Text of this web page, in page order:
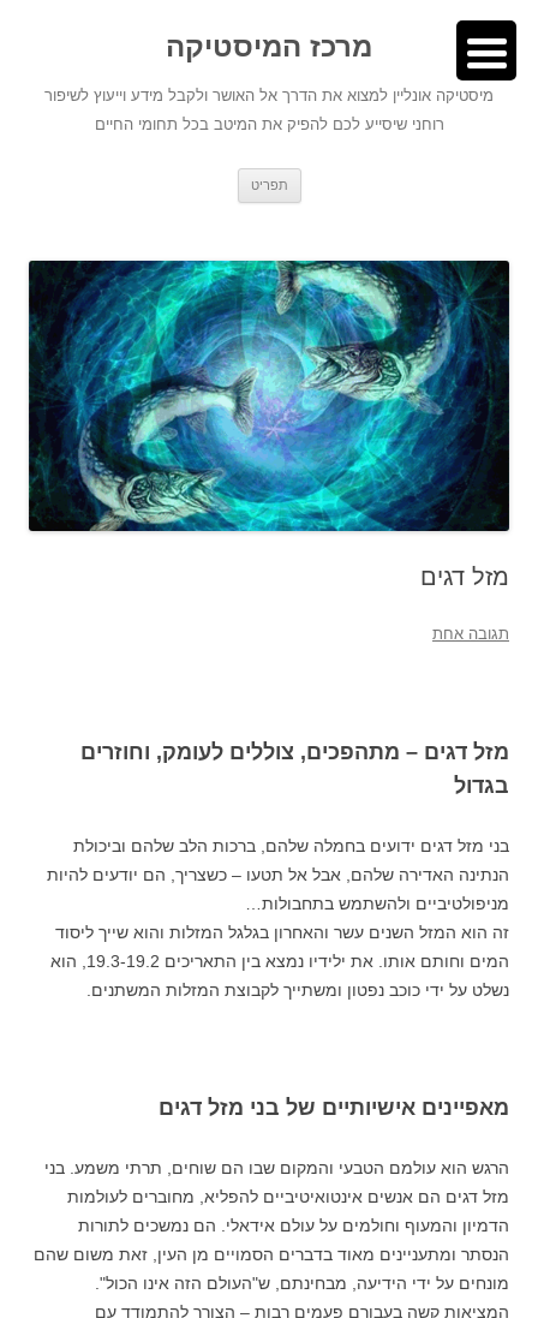
לתוכן
מרכז המיסטיקה
מיסטיקה אונליין למצוא את הדרך אל האושר ולקבל מידע וייעוץ לשיפור
רוחני שיסייע לכם להפיק את המיטב בכל תחומי החיים
תפריט
מזל דגים
תגובה אחת
מזל דגים – מתהפכים, צוללים לעומק, וחוזרים
בגדול
בני מזל דגים ידועים בחמלה שלהם, ברכות הלב שלהם וביכולת
הנתינה האדירה שלהם, אבל אל תטעו – כשצריך, הם יודעים להיות
מניפולטיביים ולהשתמש בתחבולות…
זה הוא המזל השנים עשר והאחרון בגלגל המזלות והוא שייך ליסוד
המים וחותם אותו. את ילידיו נמצא בין התאריכים 19.3-19.2, הוא
נשלט על ידי כוכב נפטון ומשתייך לקבוצת המזלות המשתנים.
מאפיינים אישיותיים של בני מזל דגים
הרגש הוא עולמם הטבעי והמקום שבו הם שוחים, תרתי משמע. בני
מזל דגים הם אנשים אינטואיטיביים להפליא, מחוברים לעולמות
הדמיון והמעוף וחולמים על עולם אידאלי. הם נמשכים לתורות
הנסתר ומתעניינים מאוד בדברים הסמויים מן העין, זאת משום שהם
מונחים על ידי הידיעה, מבחינתם, ש"העולם הזה אינו הכול".
המציאות קשה בעבורם פעמים רבות – הצורך להתמודד עם